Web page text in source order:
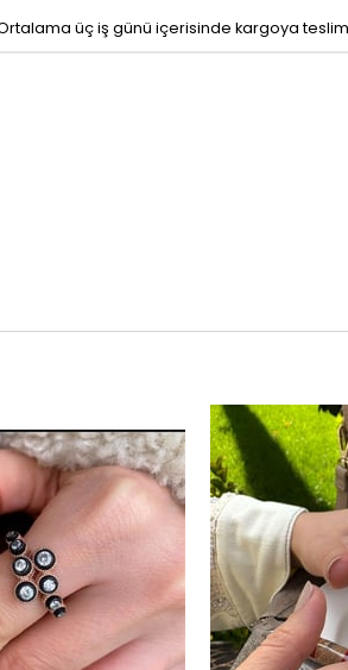
üç iş günü içerisinde kargoya teslim